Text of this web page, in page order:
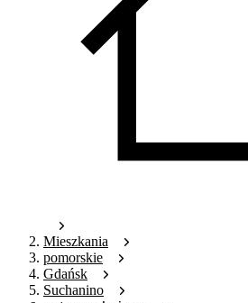
Mieszkania
pomorskie
Gdańsk
Suchanino